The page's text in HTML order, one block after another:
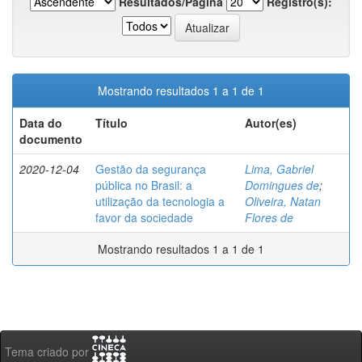
Mostrando resultados 1 a 1 de 1
Data do
documento
Título Autor(es)
2020-12-04
Gestão da segurança
pública no Brasil: a
utilização da tecnologia a
favor da sociedade
Lima, Gabriel
Domingues de;
Oliveira, Natan
Flores de
Mostrando resultados 1 a 1 de 1
Tema criado por